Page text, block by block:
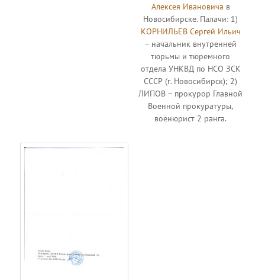
Алексея Ивановича в
Новосибирске. Палачи: 1)
КОРНИЛЬЕВ Сергей Ильич
– начальник внутренней
тюрьмы и тюремного
отдела УНКВД по НСО ЗСК
СССР (г. Новосибирск); 2)
ЛИПОВ – прокурор Главной
Военной прокуратуры,
военюрист 2 ранга.